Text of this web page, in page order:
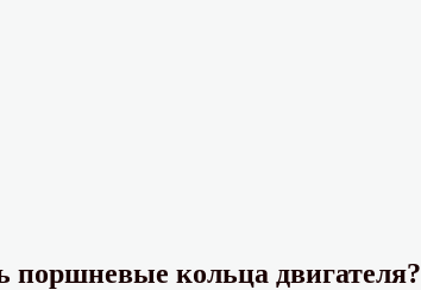
поршневые кольца двигателя?